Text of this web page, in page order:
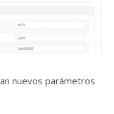
nuevos parámetros